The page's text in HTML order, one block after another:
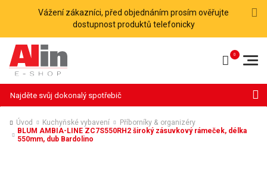
Vážení zákazníci, před objednáním prosím ověřujte
dostupnost produktů telefonicky
Úvod Kuchyňské vybavení
Příborníky & organizéry
BLUM AMBIA-LINE ZC7S550RH2 široký zásuvkový rámeček, délka
550mm, dub Bardolino